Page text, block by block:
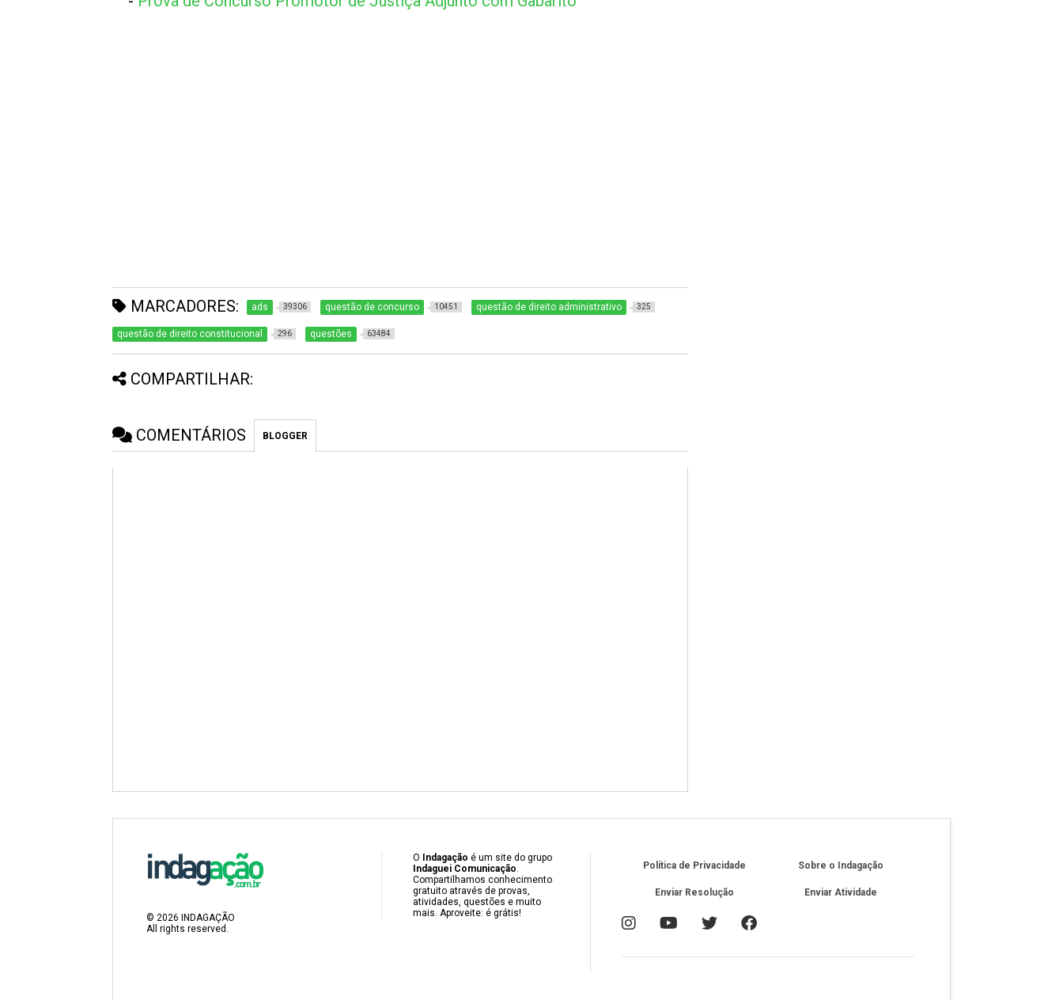
MARCADORES: ads 39306 questão de concurso 10451 questão de direito administrativo 325
questão de direito constitucional 296 questões 63484
COMPARTILHAR:
COMENTÁRIOS BLOGGER
© 2026 INDAGAÇÃO
All rights reserved.
O Indagação é um site do grupo
Indaguei Comunicação.
Compartilhamos conhecimento
gratuito através de provas,
atividades, questões e muito
mais. Aproveite: é grátis!
Política de Privacidade Sobre o Indagação
Enviar Resolução Enviar Atividade